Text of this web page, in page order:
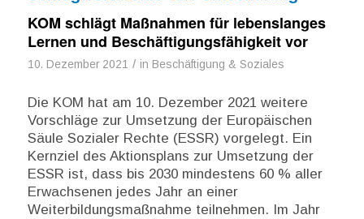
KOM schlägt Maßnahmen für lebenslanges
Lernen und Beschäftigungsfähigkeit vor
10. Dezember 2021 / in Beschäftigung & Soziales
Die KOM hat am 10. Dezember 2021 weitere
Vorschläge zur Umsetzung der Europäischen
Säule Sozialer Rechte (ESSR) vorgelegt. Ein
Kernziel des Aktionsplans zur Umsetzung der
ESSR ist, dass bis 2030 mindestens 60 % aller
Erwachsenen jedes Jahr an einer
Weiterbildungsmaßnahme teilnehmen. Im Jahr